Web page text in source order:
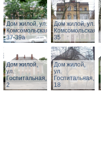
Дом жилой, ул.
Комсомольская,
37-39а
Дом жилой, ул.
Комсомольская,
35
Дом жилой,
ул.
Госпитальная,
2
Дом жилой,
ул.
Госпитальная,
18